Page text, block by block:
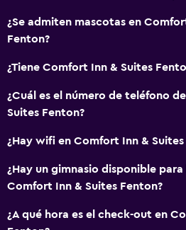
Máquina expendedora (botanas)
Salud y seguridad
Limpieza diaria
Botiquín de primeros auxilios
Cámaras CCTV en zonas comunes
Caja fuerte
Servicios y facilidades
¿Se admiten mascotas en
Fenton?
¿Tiene Comfort Inn & Suites
¿Cuál es el número de teléfono
Suites Fenton?
¿Hay wifi en Comfort Inn & Suites
¿Hay un gimnasio disponible
Comfort Inn & Suites Fenton?
¿A qué hora es el check-out en